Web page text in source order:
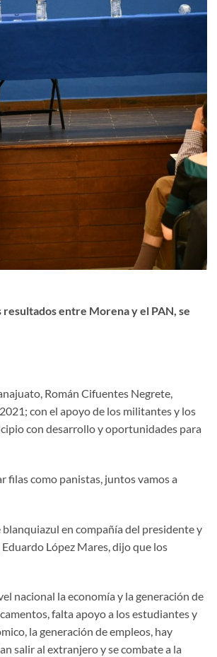
entre Morena y el PAN, se
Román Cifuentes Negrete,
con el apoyo de los militantes y los
con desarrollo y oportunidades para
filas como panistas, juntos vamos a
en compañía del presidente y
López Mares, dijo que los
nacional la economía y la generación de
falta apoyo a los estudiantes y
la generación de empleos, hay
salir al extranjero y se combate a la